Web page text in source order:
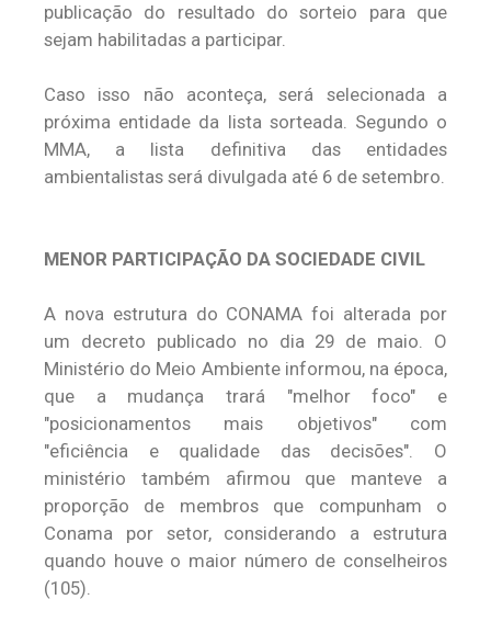
publicação do resultado do sorteio para que
sejam habilitadas a participar.
Caso isso não aconteça, será selecionada a
próxima entidade da lista sorteada. Segundo o
MMA, a lista definitiva das entidades
ambientalistas será divulgada até 6 de setembro.
MENOR PARTICIPAÇÃO DA SOCIEDADE CIVIL
A nova estrutura do CONAMA foi alterada por
um decreto publicado no dia 29 de maio. O
Ministério do Meio Ambiente informou, na época,
que a mudança trará "melhor foco" e
"posicionamentos mais objetivos" com
"eficiência e qualidade das decisões". O
ministério também afirmou que manteve a
proporção de membros que compunham o
Conama por setor, considerando a estrutura
quando houve o maior número de conselheiros
(105).